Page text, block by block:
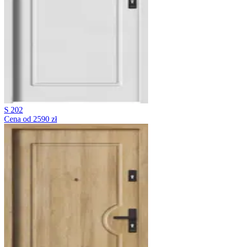
S 202
Cena od 2590 zł